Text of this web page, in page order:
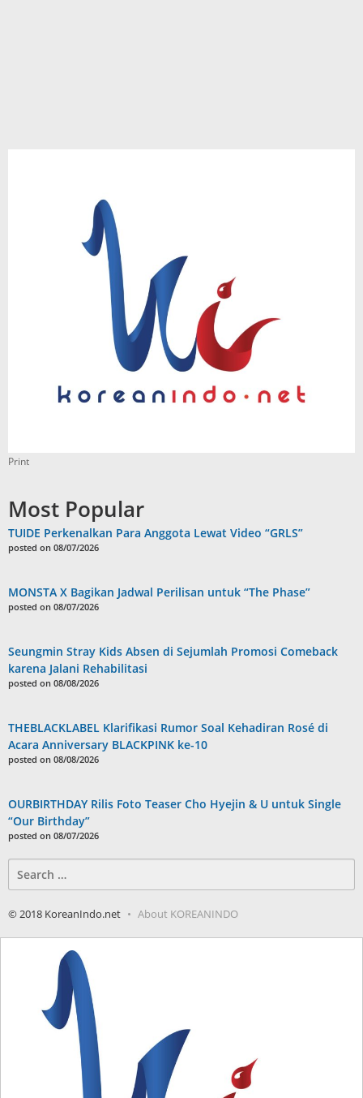
Print
Most Popular
TUIDE Perkenalkan Para Anggota Lewat Video “GRLS”
posted on 08/07/2026
MONSTA X Bagikan Jadwal Perilisan untuk “The Phase”
posted on 08/07/2026
Seungmin Stray Kids Absen di Sejumlah Promosi Comeback
karena Jalani Rehabilitasi
posted on 08/08/2026
THEBLACKLABEL Klarifikasi Rumor Soal Kehadiran Rosé di
Acara Anniversary BLACKPINK ke-10
posted on 08/08/2026
OURBIRTHDAY Rilis Foto Teaser Cho Hyejin & U untuk Single
“Our Birthday”
posted on 08/07/2026
for:
© 2018 KoreanIndo.net About KOREANINDO